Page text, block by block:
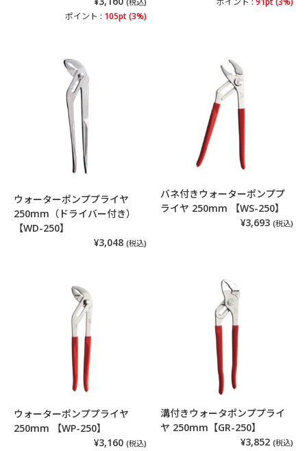
ポイント : 105pt (3%)
ウォーターポンププライヤ
250mm（ドライバー付き）
【WD-250】
¥3,048 (税込)
バネ付きウォーターポンププ
ライヤ 250mm 【WS-250】
¥3,693 (税込)
ウォーターポンププライヤ
250mm 【WP-250】
¥3,160 (税込)
溝付きウォータポンププライ
ヤ 250mm【GR-250】
¥3,852 (税込)